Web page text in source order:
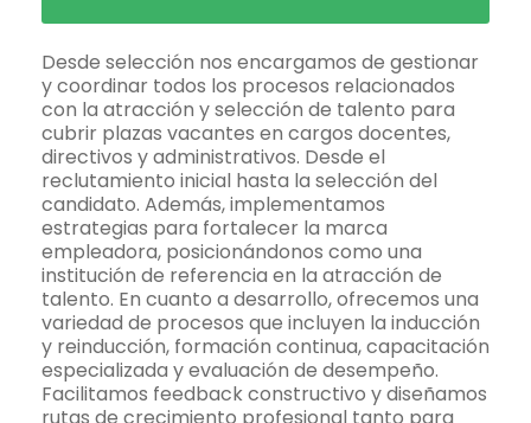
Desde selección nos encargamos de gestionar
y coordinar todos los procesos relacionados
con la atracción y selección de talento para
cubrir plazas vacantes en cargos docentes,
directivos y administrativos. Desde el
reclutamiento inicial hasta la selección del
candidato. Además, implementamos
estrategias para fortalecer la marca
empleadora, posicionándonos como una
institución de referencia en la atracción de
talento. En cuanto a desarrollo, ofrecemos una
variedad de procesos que incluyen la inducción
y reinducción, formación continua, capacitación
especializada y evaluación de desempeño.
Facilitamos feedback constructivo y diseñamos